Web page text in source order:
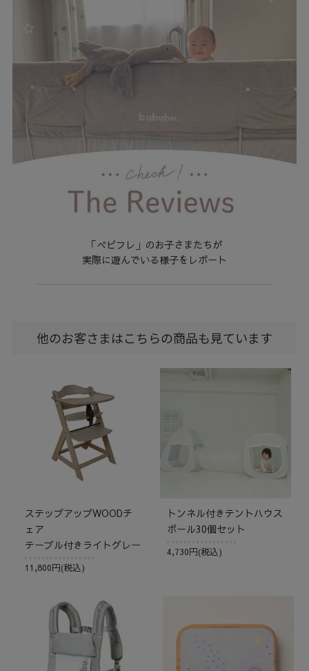
「べビフレ」のお子さまたちが
実際に遊んでいる様子をレポート
他のお客さまはこちらの商品も見ています
ステップアップWOODチ
ェア
テーブル付きライトグレー
11,800円(税込)
トンネル付きテントハウス
ボール30個セット
4,730円(税込)